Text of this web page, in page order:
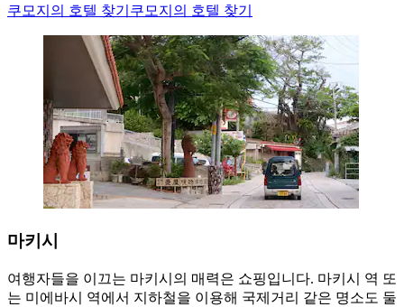
쿠모지의 호텔 찾기 쿠모지의 호텔 찾기
마키시
여행자들을 이끄는 마키시의 매력은 쇼핑입니다. 마키시 역 또
는 미에바시 역에서 지하철을 이용해 국제거리 같은 명소도 둘